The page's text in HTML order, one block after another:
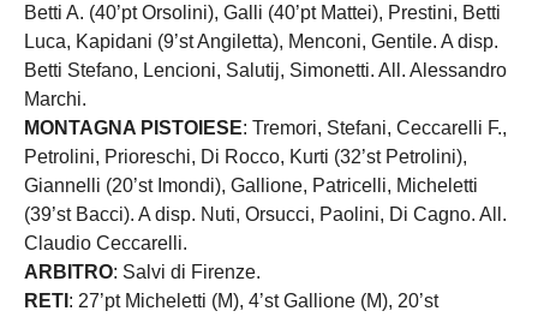
Betti A. (40’pt Orsolini), Galli (40’pt Mattei), Prestini, Betti
Luca, Kapidani (9’st Angiletta), Menconi, Gentile. A disp.
Betti Stefano, Lencioni, Salutij, Simonetti. All. Alessandro
Marchi.
MONTAGNA PISTOIESE: Tremori, Stefani, Ceccarelli F.,
Petrolini, Prioreschi, Di Rocco, Kurti (32’st Petrolini),
Giannelli (20’st Imondi), Gallione, Patricelli, Micheletti
(39’st Bacci). A disp. Nuti, Orsucci, Paolini, Di Cagno. All.
Claudio Ceccarelli.
ARBITRO: Salvi di Firenze.
RETI : 27’pt Micheletti (M), 4’st Gallione (M), 20’st